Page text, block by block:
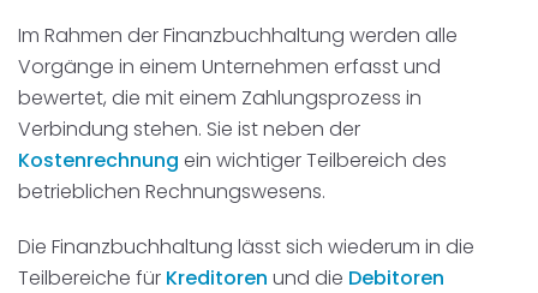
Im Rahmen der Finanzbuchhaltung werden alle
Vorgänge in einem Unternehmen erfasst und
bewertet, die mit einem Zahlungsprozess in
Verbindung stehen. Sie ist neben der
Kostenrechnung ein wichtiger Teilbereich des
betrieblichen Rechnungswesens.
Die Finanzbuchhaltung lässt sich wiederum in die
Teilbereiche für Kreditoren und die Debitoren
Disposition
schwarz auf weiß
Cenvis
GL Verleih
Inexio